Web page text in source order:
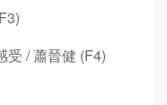
受 / 蕭晉健 (F4)